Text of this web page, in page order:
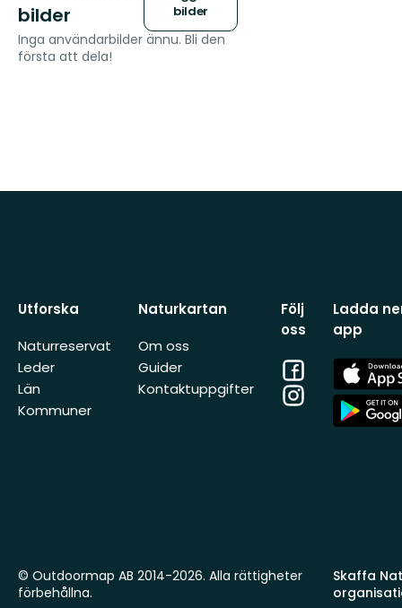
bilder
bilder
Inga användarbilder ännu. Bli den
första att dela!
Utforska
Naturreservat
Leder
Län
Kommuner
Naturkartan
Om oss
Guider
Kontaktuppgifter
Följ
oss
Facebook
Instagram
Ladda
app
App
Store
App
Store
Skaffa
© Outdoormap AB 2014-2026. Alla rättigheter
förbehållna.